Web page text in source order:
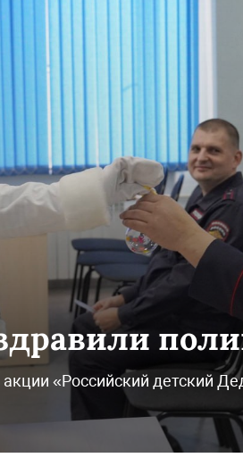
«Российский детский